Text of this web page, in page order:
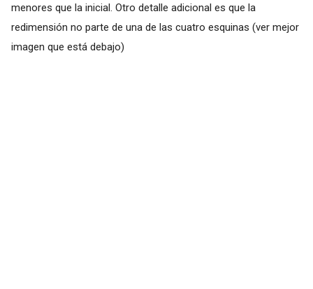
menores que la inicial. Otro detalle adicional es que la
redimensión no parte de una de las cuatro esquinas (ver mejor
imagen que está debajo)